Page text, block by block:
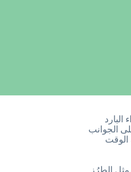
الجوانب
الوقت
مثل الطرُز